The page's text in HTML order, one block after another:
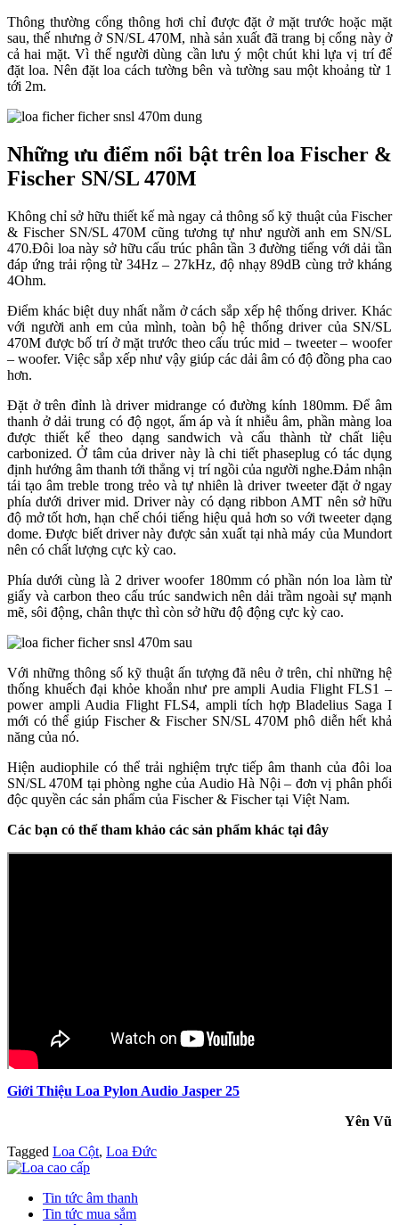
Thông thường cổng thông hơi chỉ được đặt ở mặt trước hoặc mặt
sau, thế nhưng ở SN/SL 470M, nhà sản xuất đã trang bị cổng này ở
cả hai mặt. Vì thế người dùng cần lưu ý một chút khi lựa vị trí để
đặt loa. Nên đặt loa cách tường bên và tường sau một khoảng từ 1
tới 2m.
Những ưu điểm nổi bật trên loa Fischer &
Fischer SN/SL 470M
Không chỉ sở hữu thiết kế mà ngay cả thông số kỹ thuật của Fischer
& Fischer SN/SL 470M cũng tương tự như người anh em SN/SL
470.Đôi loa này sở hữu cấu trúc phân tần 3 đường tiếng với dải tần
đáp ứng trải rộng từ 34Hz – 27kHz, độ nhạy 89dB cùng trở kháng
4Ohm.
Điểm khác biệt duy nhất nằm ở cách sắp xếp hệ thống driver. Khác
với người anh em của mình, toàn bộ hệ thống driver của SN/SL
470M được bố trí ở mặt trước theo cấu trúc mid – tweeter – woofer
– woofer. Việc sắp xếp như vậy giúp các dải âm có độ đồng pha cao
hơn.
Đặt ở trên đỉnh là driver midrange có đường kính 180mm. Để âm
thanh ở dải trung có độ ngọt, ấm áp và ít nhiễu âm, phần màng loa
được thiết kế theo dạng sandwich và cấu thành từ chất liệu
carbonized. Ở tâm của driver này là chi tiết phaseplug có tác dụng
định hướng âm thanh tới thẳng vị trí ngồi của người nghe.Đảm nhận
tái tạo âm treble trong trẻo và tự nhiên là driver tweeter đặt ở ngay
phía dưới driver mid. Driver này có dạng ribbon AMT nên sở hữu
độ mở tốt hơn, hạn chế chói tiếng hiệu quả hơn so với tweeter dạng
dome. Được biết driver này được sản xuất tại nhà máy của Mundort
nên có chất lượng cực kỳ cao.
Phía dưới cùng là 2 driver woofer 180mm có phần nón loa làm từ
giấy và carbon theo cấu trúc sandwich nên dải trầm ngoài sự mạnh
mẽ, sôi động, chân thực thì còn sở hữu độ động cực kỳ cao.
Với những thông số kỹ thuật ấn tượng đã nêu ở trên, chỉ những hệ
thống khuếch đại khỏe khoắn như pre ampli Audia Flight FLS1 –
power ampli Audia Flight FLS4, ampli tích hợp Bladelius Saga I
mới có thể giúp Fischer & Fischer SN/SL 470M phô diễn hết khả
năng của nó.
Hiện audiophile có thể trải nghiệm trực tiếp âm thanh của đôi loa
SN/SL 470M tại phòng nghe của Audio Hà Nội – đơn vị phân phối
độc quyền các sản phẩm của Fischer & Fischer tại Việt Nam.
Các bạn có thể tham khảo các sản phẩm khác tại đây
Giới Thiệu Loa Pylon Audio Jasper 25
Yên Vũ
Tagged Loa Cột, Loa Đức
Tin tức âm thanh
Tin tức mua sắm